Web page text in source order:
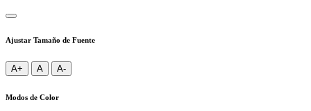
Ajustar Tamaño de Fuente
A+ A A-
Modos de Color